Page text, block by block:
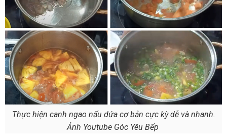
Thực hiện canh ngao nấu dứa cơ bản cực kỳ dễ và nhanh.
Ảnh Youtube Góc Yêu Bếp